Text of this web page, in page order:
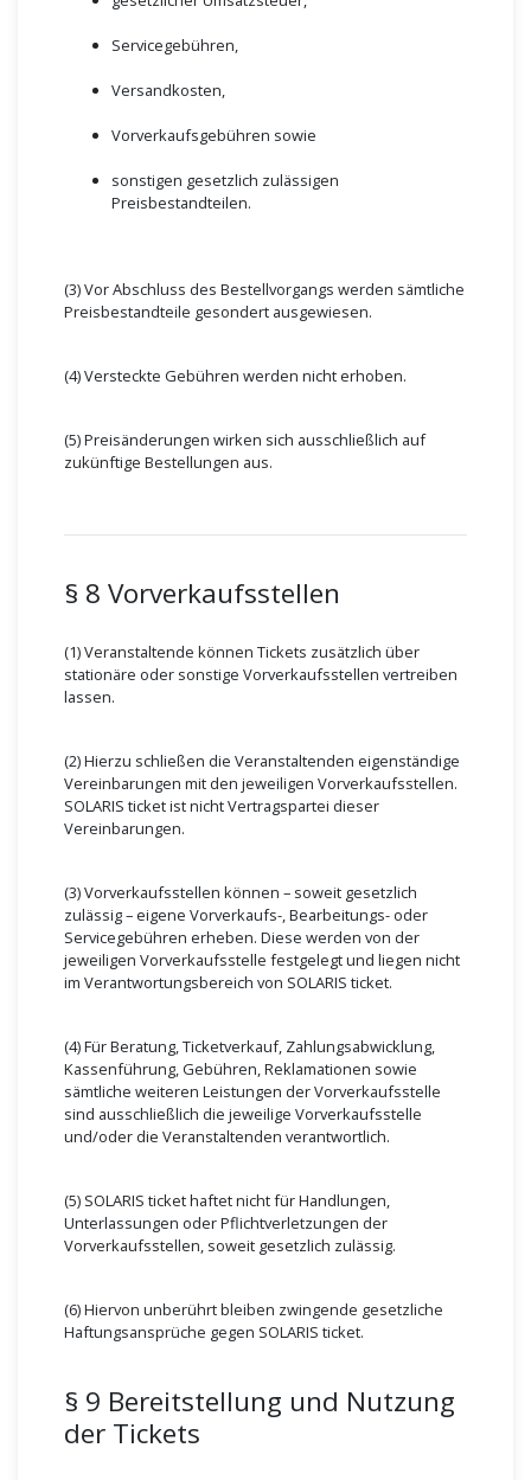
Servicegebühren,
Versandkosten,
Vorverkaufsgebühren sowie
sonstigen gesetzlich zulässigen
Preisbestandteilen.
(3) Vor Abschluss des Bestellvorgangs werden sämtliche
Preisbestandteile gesondert ausgewiesen.
(4) Versteckte Gebühren werden nicht erhoben.
(5) Preisänderungen wirken sich ausschließlich auf
zukünftige Bestellungen aus.
§ 8 Vorverkaufsstellen
(1) Veranstaltende können Tickets zusätzlich über
stationäre oder sonstige Vorverkaufsstellen vertreiben
lassen.
(2) Hierzu schließen die Veranstaltenden eigenständige
Vereinbarungen mit den jeweiligen Vorverkaufsstellen.
SOLARIS ticket ist nicht Vertragspartei dieser
Vereinbarungen.
(3) Vorverkaufsstellen können – soweit gesetzlich
zulässig – eigene Vorverkaufs-, Bearbeitungs- oder
Servicegebühren erheben. Diese werden von der
jeweiligen Vorverkaufsstelle festgelegt und liegen nicht
im Verantwortungsbereich von SOLARIS ticket.
(4) Für Beratung, Ticketverkauf, Zahlungsabwicklung,
Kassenführung, Gebühren, Reklamationen sowie
sämtliche weiteren Leistungen der Vorverkaufsstelle
sind ausschließlich die jeweilige Vorverkaufsstelle
und/oder die Veranstaltenden verantwortlich.
(5) SOLARIS ticket haftet nicht für Handlungen,
Unterlassungen oder Pflichtverletzungen der
Vorverkaufsstellen, soweit gesetzlich zulässig.
(6) Hiervon unberührt bleiben zwingende gesetzliche
Haftungsansprüche gegen SOLARIS ticket.
§ 9 Bereitstellung und Nutzung
der Tickets